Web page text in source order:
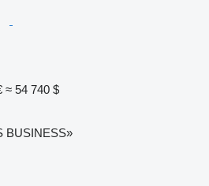
≈ 54 740 $